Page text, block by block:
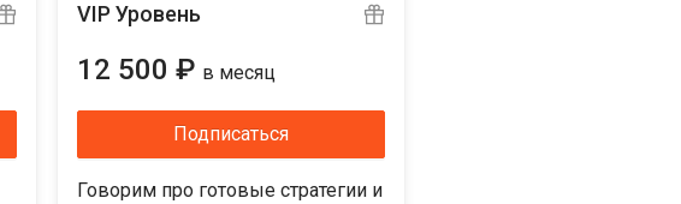
VIP Уровень
12 500 ₽ в месяц
Подписаться
Говорим про готовые стратегии и